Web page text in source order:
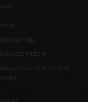
hegy
templom
- Premontrei